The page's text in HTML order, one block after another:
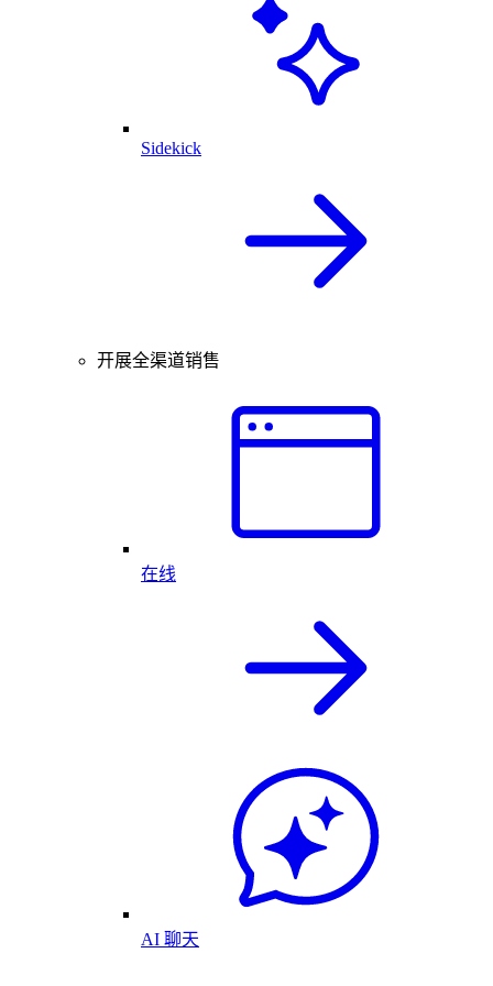
Sidekick
开展全渠道销售
在线
AI 聊天